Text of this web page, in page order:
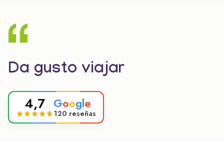
Da gusto viajar
4,7 Google
120 reseñas